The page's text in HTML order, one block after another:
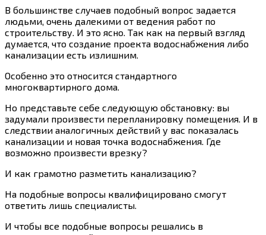
В большинстве случаев подобный вопрос задается
людьми, очень далекими от ведения работ по
строительству. И это ясно. Так как на первый взгляд
думается, что создание проекта водоснабжения либо
канализации есть излишним.
Особенно это относится стандартного
многоквартирного дома.
Но представьте себе следующую обстановку: вы
задумали произвести перепланировку помещения. И в
следствии аналогичных действий у вас показалась
канализации и новая точка водоснабжения. Где
возможно произвести врезку?
И как грамотно разметить канализацию?
На подобные вопросы квалифицировано смогут
ответить лишь специалисты.
И чтобы все подобные вопросы решались в